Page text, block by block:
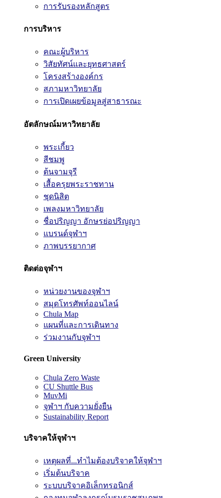
การรับรองหลักสูตร
การบริหาร
คณะผู้บริหาร
วิสัยทัศน์และยุทธศาสตร์
โครงสร้างองค์กร
สภามหาวิทยาลัย
การเปิดเผยข้อมูลสู่สาธารณะ
อัตลักษณ์มหาวิทยาลัย
พระเกี้ยว
สีชมพู
ต้นจามจุรี
เสื้อครุยพระราชทาน
ชุดนิสิต
เพลงมหาวิทยาลัย
ชื่อปริญญา อักษรย่อปริญญา
แบรนด์จุฬาฯ
ภาพบรรยากาศ
ติดต่อจุฬาฯ
หน่วยงานของจุฬาฯ
สมุดโทรศัพท์ออนไลน์
Chula Map
แผนที่และการเดินทาง
ร่วมงานกับจุฬาฯ
Green University
Chula Zero Waste
CU Shuttle Bus
MuvMi
จุฬาฯ กับความยั่งยืน
Sustainability Report
บริจาคให้จุฬาฯ
เหตุผลที่...ทำไมต้องบริจาคให้จุฬาฯ
เริ่มต้นบริจาค
ระบบบริจาคอิเล็กทรอนิกส์